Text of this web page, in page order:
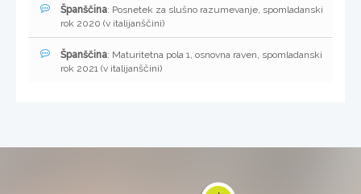
Španščina: Posnetek za slušno razumevanje, spomladanski
rok 2020 (v italijanščini)
Španščina: Maturitetna pola 1, osnovna raven, spomladanski
rok 2021 (v italijanščini)